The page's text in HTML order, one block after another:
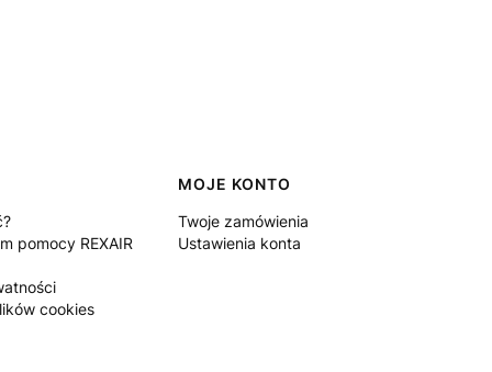
pomocy REXAIR
cookies
MOJE KONTO
Twoje zamówienia
Ustawienia konta